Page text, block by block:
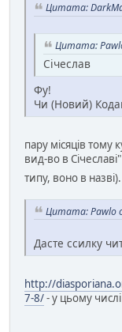
Цитата:
Цитата:
Січеслав
Фу!
Чи (Новий)
пару місяців тому
вид-во в
типу, воно в
Цитата: Pawlo
Дасте ссилку
http://
7-8/- у цьому